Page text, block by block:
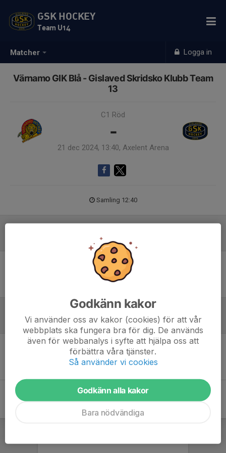
Matcher Logga in
GSK HOCKEY
Team U14
Värnamo GIK Blå - Gislaved Skridsko Klubb Team
13
C1 Röd
-
21 dec 2024, 13:40, Axelent Arena
Samling 12:40
Ingen uppställning ifylld
Referat
Inget referat skrivet
Godkänn kakor
Vi använder oss av kakor (cookies) för att vår
webbplats ska fungera bra för dig. De används
även för webbanalys i syfte att hjälpa oss att
förbättra våra tjänster.
Så använder vi cookies
Godkänn alla kakor
Bara nödvändiga